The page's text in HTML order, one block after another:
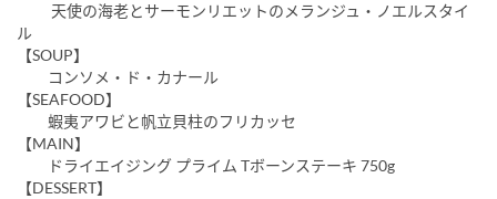
天使の海老とサーモンリエットのメランジュ・ノエルスタイ
ル
【SOUP】
コンソメ・ド・カナール
【SEAFOOD】
蝦夷アワビと帆立貝柱のフリカッセ
【MAIN】
ドライエイジング プライム Tボーンステーキ 750g
【DESSERT】